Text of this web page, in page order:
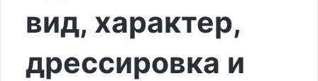
вид, характер,
дрессировка и